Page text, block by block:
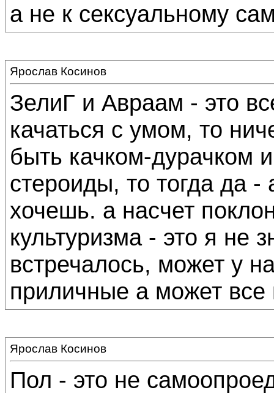
а не к сексуальному
Ярослав Косинов
ЗелиГ и Авраам - это
качаться с умом, то
быть качком-дурачком
стероиды, то тогда да -
хочешь. а насчет
культуризма - это я не
встречалось, может у
приличные а может
Ярослав Косинов
Пол - это не